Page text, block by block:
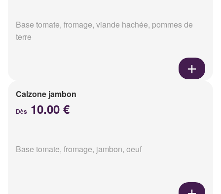
Base tomate, fromage, viande hachée, pommes de
terre
Calzone jambon
Dès 10.00 €
Base tomate, fromage, jambon, oeuf